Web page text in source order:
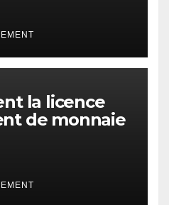
la licence
de monnaie